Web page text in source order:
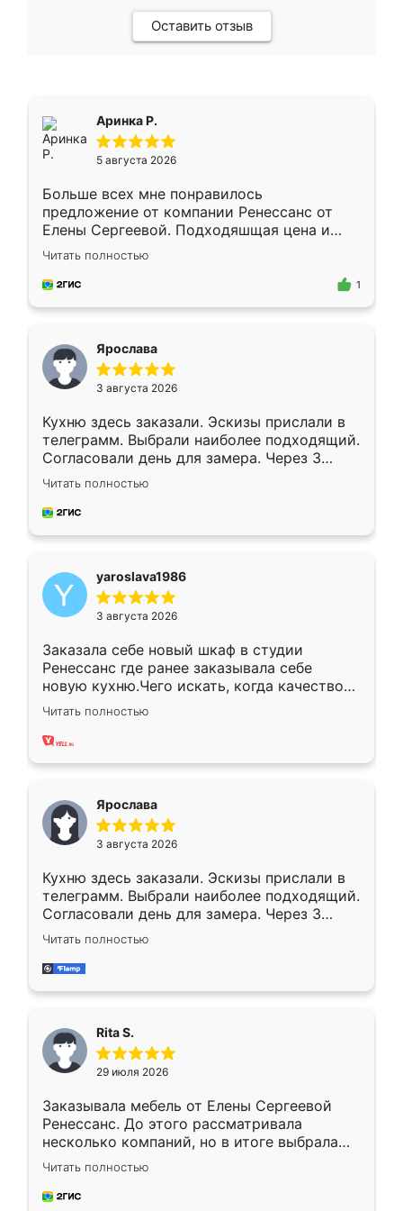
Оставить отзыв
Аринка Р.
5 августа 2026
Больше всех мне понравилось
предложение от компании Ренессанс от
Елены Сергеевой. Подходяшщая цена и
короткие сроки изготовления. Приехавший
для замера сотрудник Владислав
предложил по моему эскизу самый
Читать полностью
1
Ярослава
3 августа 2026
Кухню здесь заказали. Эскизы прислали в
телеграмм. Выбрали наиболее подходящий.
Согласовали день для замера. Через 3
недели кухня была уже готова. Остались
довольны работой. Спасибо Ренессанс
мебель за качественную работу!
Читать полностью
yaroslava1986
3 августа 2026
Заказала себе новый шкаф в студии
Ренессанс где ранее заказывала себе
новую кухню.Чего искать, когда качеством
вполне довольна. Служит кухня уже почти
два года, нареканий нет.
Читать полностью
Ярослава
3 августа 2026
Кухню здесь заказали. Эскизы прислали в
телеграмм. Выбрали наиболее подходящий.
Согласовали день для замера. Через 3
недели кухня была уже готова. Остались
довольны работой. Спасибо Ренессанс
мебель за качественную работу!
Читать полностью
Rita S.
29 июля 2026
Заказывала мебель от Елены Сергеевой
Ренессанс. До этого рассматривала
несколько компаний, но в итоге выбрала
эту. Сначала обговорили условия, потом
приехал замерщик, всё спокойно объяснил
и снял размеры. Изготовили в срок, с
Читать полностью